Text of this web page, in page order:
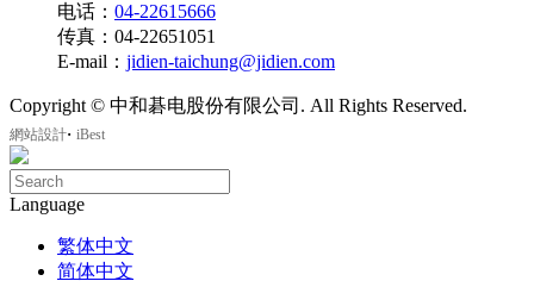
电话： 04-22615666
传真：04-22651051
E-mail： jidien-taichung@jidien.com
Copyright © 中和碁电股份有限公司. All Rights Reserved.
網站設計‧ iBest
Language
繁体中文
简体中文